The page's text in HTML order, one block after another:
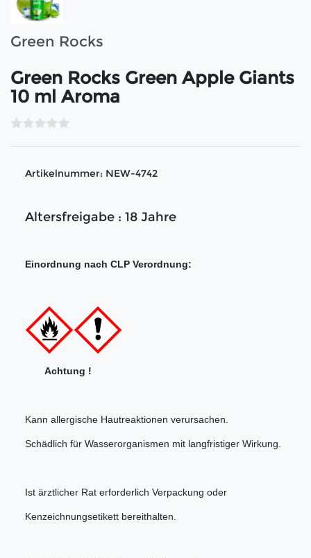
Green Rocks
Green Rocks Green Apple Giants
10 ml Aroma
Artikelnummer: NEW-4742
Altersfreigabe : 18 Jahre
Einordnung nach CLP Verordnung:
Achtung !
Kann allergische Hautreaktionen verursachen.
Schädlich für Wasserorganismen mit langfristiger Wirkung.
Ist ärztlicher Rat erforderlich Verpackung oder
Kenzeichnungsetikett bereithalten.